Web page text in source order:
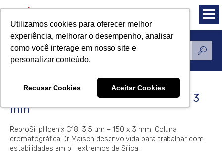
Utilizamos cookies para oferecer melhor
experiência, melhorar o desempenho, analisar
como você interage em nosso site e
personalizar conteúdo.
Recusar Cookies Aceitar Cookies
Produtos
ReproSil pHoenix C18, 3.5 µm – 150 x 3
mm
ReproSil pHoenix C18, 3.5 µm – 150 x 3 mm, Coluna
cromatográfica Dr Maisch desenvolvida para trabalhar com
estabilidades em pH extremos de Sílica.